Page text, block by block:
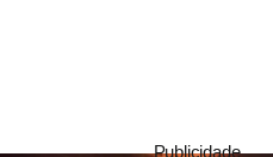
Publicidade